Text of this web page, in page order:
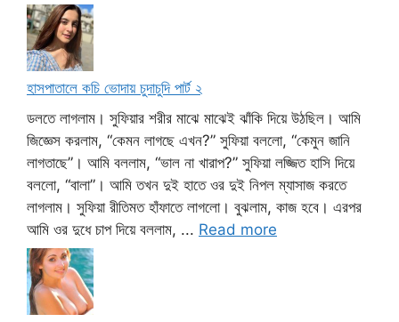
হাসপাতালে কচি ভোদায় চুদাচুদি পার্ট ২
ডলতে লাগলাম। সুফিয়ার শরীর মাঝে মাঝেই ঝাঁকি দিয়ে উঠছিল। আমি
জিজ্ঞেস করলাম, “কেমন লাগছে এখন?” সুফিয়া বললো, “কেমুন জানি
লাগতাছে”। আমি বললাম, “ভাল না খারাপ?” সুফিয়া লজ্জিত হাসি দিয়ে
বললো, “বালা”। আমি তখন দুই হাতে ওর দুই নিপল ম্যাসাজ করতে
লাগলাম। সুফিয়া রীতিমত হাঁফাতে লাগলো। বুঝলাম, কাজ হবে। এরপর
আমি ওর দুধে চাপ দিয়ে বললাম, ... Read more